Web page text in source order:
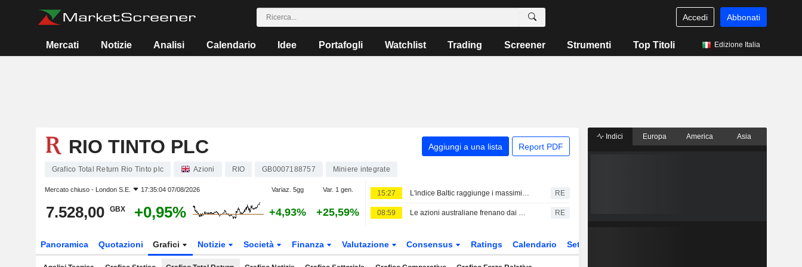
Accedi Abbonati
Mercati Notizie Analisi Calendario Idee Portafogli Watchlist Trading Screener Strumenti Top Titoli Edizione Italia
RIO TINTO PLC Aggiungi a una lista Report PDF
Grafico Total Return Rio Tinto plc Azioni RIO GB0007188757 Miniere integrate
Mercato chiuso - London S.E. 17:35:04 07/08/2026 Variaz. 5gg Var. 1 gen.
7.528,00 GBX +0,95% +4,93% +25,59%
15:27 L'indice Baltic raggiunge i massimi da oltre due mesi e chiude la settimana in rialzo RE
08:59 Le azioni australiane frenano dai massimi storici: il rialzo del petrolio alimenta la cautela degli investitori RE
Panoramica Quotazioni Grafici Notizie Società Finanza Valutazione Consensus Ratings Calendario Settore
Indici Europa America Asia